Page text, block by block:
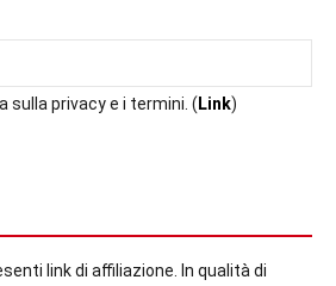
privacy e i termini. ( Link)
link di affiliazione. In qualità di